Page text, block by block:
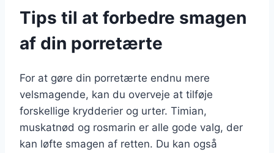
Tips til at forbedre smagen
af din porretærte
For at gøre din porretærte endnu mere
velsmagende, kan du overveje at tilføje
forskellige krydderier og urter. Timian,
muskatnød og rosmarin er alle gode valg, der
kan løfte smagen af retten. Du kan også